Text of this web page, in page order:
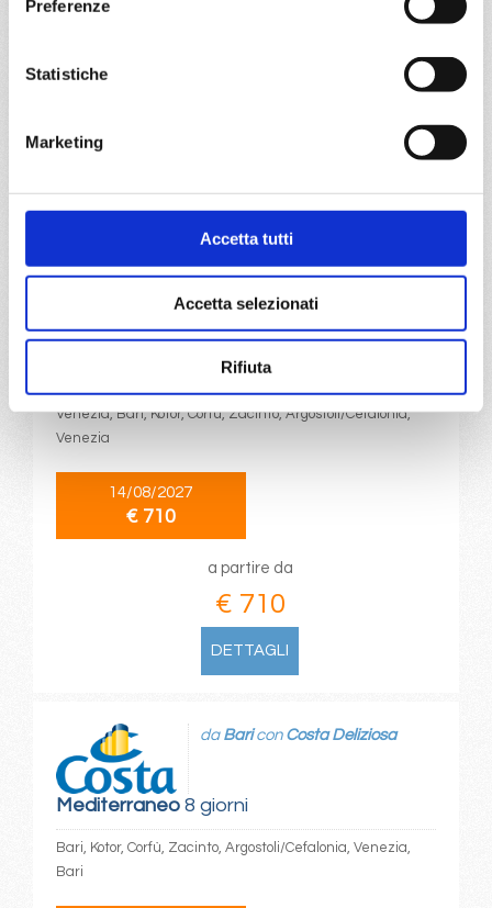
Preferenze
Statistiche
Marketing
Accetta tutti
Accetta selezionati
Rifiuta
DETTAGLI
8 giorni
daMargheracon
Deliziosa
Venezia, Bari, Kotor, Corfù, Zacinto, Argostoli/Cefalonia,
Venezia
14/08/2027
€ 710
a partire da
€ 710
DETTAGLI
Mediterraneo8 giorni
da Baricon Costa Deliziosa
Bari, Kotor, Corfù, Zacinto, Argostoli/Cefalonia, Venezia,
Bari